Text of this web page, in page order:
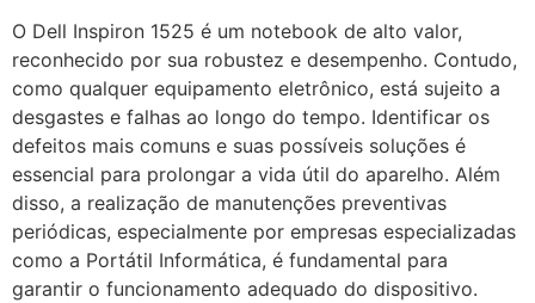
O Dell Inspiron 1525 é um notebook de alto valor,
reconhecido por sua robustez e desempenho. Contudo,
como qualquer equipamento eletrônico, está sujeito a
desgastes e falhas ao longo do tempo. Identificar os
defeitos mais comuns e suas possíveis soluções é
essencial para prolongar a vida útil do aparelho. Além
disso, a realização de manutenções preventivas
periódicas, especialmente por empresas especializadas
como a Portátil Informática, é fundamental para
garantir o funcionamento adequado do dispositivo.